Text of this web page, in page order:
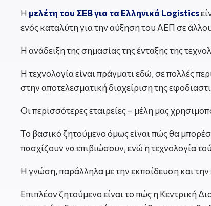
Η μελέτη του ΣΕΒ για τα Ελληνικά Logistics
ενός καταλύτη για την αύξηση του ΑΕΠ σε
Η ανάδειξη της σημασίας της ένταξης της
Η τεχνολογία είναι πράγματι εδώ, σε πολλές
στην αποτελεσματική διαχείριση της
Οι περισσότερες εταιρείες – μέλη μας
Το βασικό ζητούμενο όμως είναι πώς θα
πασχίζουν να επιβιώσουν, ενώ η τεχνολογία
Η γνώση, παράλληλα με την εκπαίδευση και την
Επιπλέον ζητούμενο είναι το πώς η Κεντρική